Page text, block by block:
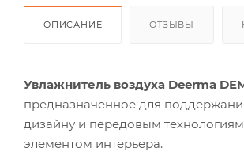
ОПИСАНИЕ ОТЗЫВЫ
Увлажнитель воздуха Deerma
предназначенное для
дизайну и передовым
элементом интерьера.